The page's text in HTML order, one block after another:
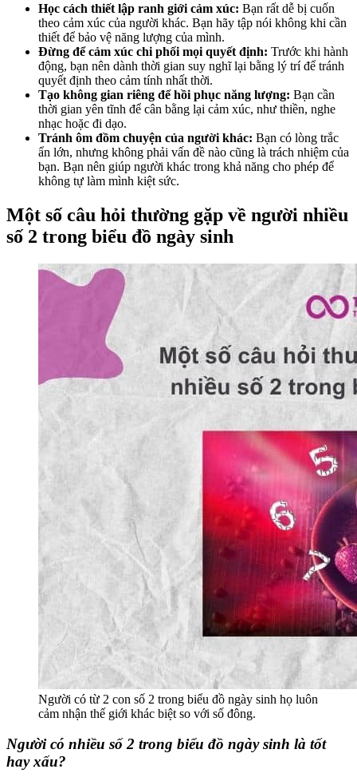
Học cách thiết lập ranh giới cảm xúc: Bạn rất dễ bị cuốn
theo cảm xúc của người khác. Bạn hãy tập nói không khi cần
thiết để bảo vệ năng lượng của mình.
Đừng để cảm xúc chi phối mọi quyết định: Trước khi hành
động, bạn nên dành thời gian suy nghĩ lại bằng lý trí để tránh
quyết định theo cảm tính nhất thời.
Tạo không gian riêng để hồi phục năng lượng: Bạn cần
thời gian yên tĩnh để cân bằng lại cảm xúc, như thiền, nghe
nhạc hoặc đi dạo.
Tránh ôm đồm chuyện của người khác: Bạn có lòng trắc
ẩn lớn, nhưng không phải vấn đề nào cũng là trách nhiệm của
bạn. Bạn nên giúp người khác trong khả năng cho phép để
không tự làm mình kiệt sức.
Một số câu hỏi thường gặp về người nhiều
số 2 trong biểu đồ ngày sinh
Người có từ 2 con số 2 trong biểu đồ ngày sinh họ luôn
cảm nhận thế giới khác biệt so với số đông.
Người có nhiều số 2 trong biểu đồ ngày sinh là tốt
hay xấu?